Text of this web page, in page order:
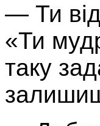
— Ти
«Ти
таку